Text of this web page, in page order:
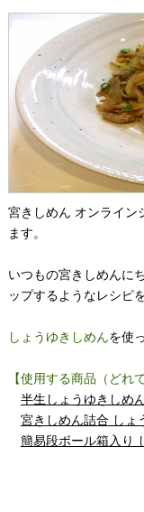
宮きしめん オンライン
ます。
いつもの宮きしめんに
ップするようなレシピ
しょうゆきしめんを使
【使用する商品（どれ
半生しょうゆきしめ
宮きしめん詰合 しょ
簡易段ボール箱入り